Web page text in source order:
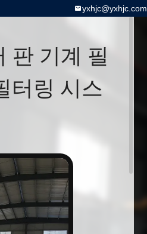
yxhjc@yxhjc.com
판 기계 필
터링 시스